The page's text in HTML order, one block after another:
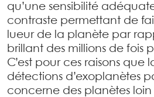
qu’une sensibilité
contraste permettant de
lueur de la planète par
brillant des millions de fois
C’est pour ces raisons que
détections d’exoplanètes
concerne des planètes loin